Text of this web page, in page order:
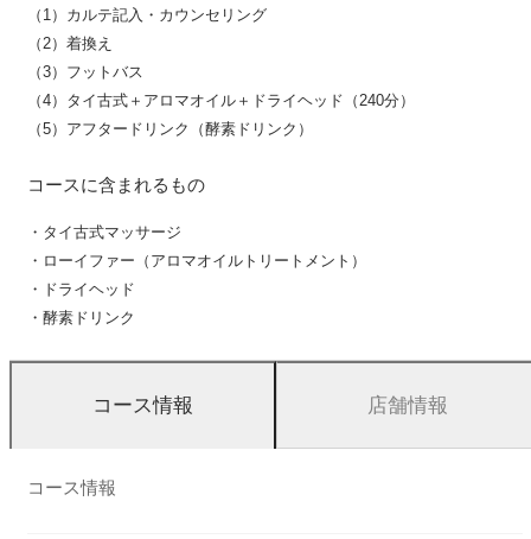
（1）カルテ記入・カウンセリング
（2）着換え
（3）フットバス
（4）タイ古式＋アロマオイル＋ドライヘッド（240分）
（5）アフタードリンク（酵素ドリンク）
コースに含まれるもの
・タイ古式マッサージ
・ローイファー（アロマオイルトリートメント）
・ドライヘッド
・酵素ドリンク
コース情報 店舗情報
コース情報